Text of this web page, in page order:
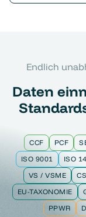
Endlich
Daten
CCF PCF
ISO 9001
ISO
VS / VSME
EU-TAXONOMIE
PPWR